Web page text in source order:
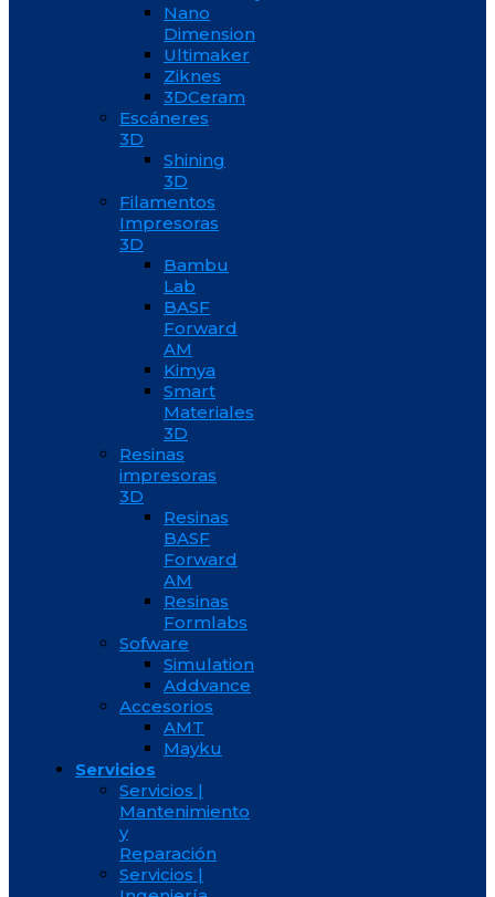
Nano
Dimension
Ultimaker
Ziknes
3DCeram
Escáneres
3D
Shining
3D
Filamentos
Impresoras
3D
Bambu
Lab
BASF
Forward
AM
Kimya
Smart
Materiales
3D
Resinas
impresoras
3D
Resinas
BASF
Forward
AM
Resinas
Formlabs
Sofware
Simulation
Addvance
Accesorios
AMT
Mayku
Servicios
Servicios |
Mantenimiento
y
Reparación
Servicios |